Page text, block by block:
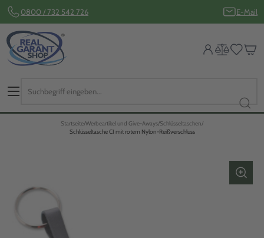
0800 / 732 542 726 E-Mail
Startseite Werbeartikel und Give-Aways Schlüsseltaschen
Schlüsseltasche CI mit rotem Nylon-Reißverschluss